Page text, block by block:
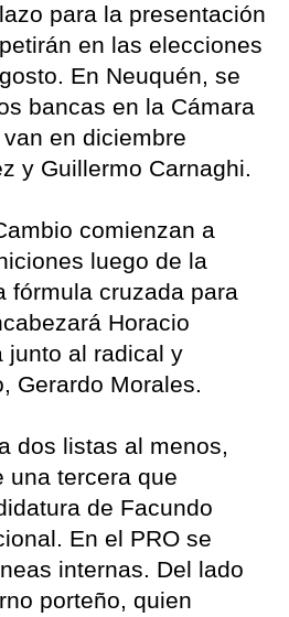
para la presentación
en las elecciones
En Neuquén, se
bancas en la Cámara
en diciembre
y Guillermo Carnaghi.
comienzan a
luego de la
fórmula cruzada para
Horacio
junto al radical y
Gerardo Morales.
dos listas al menos,
una tercera que
de Facundo
En el PRO se
internas. Del lado
porteño, quien